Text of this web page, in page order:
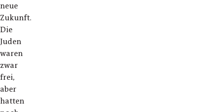
neue
Zukunft.
Die
Juden
waren
zwar
frei,
aber
hatten